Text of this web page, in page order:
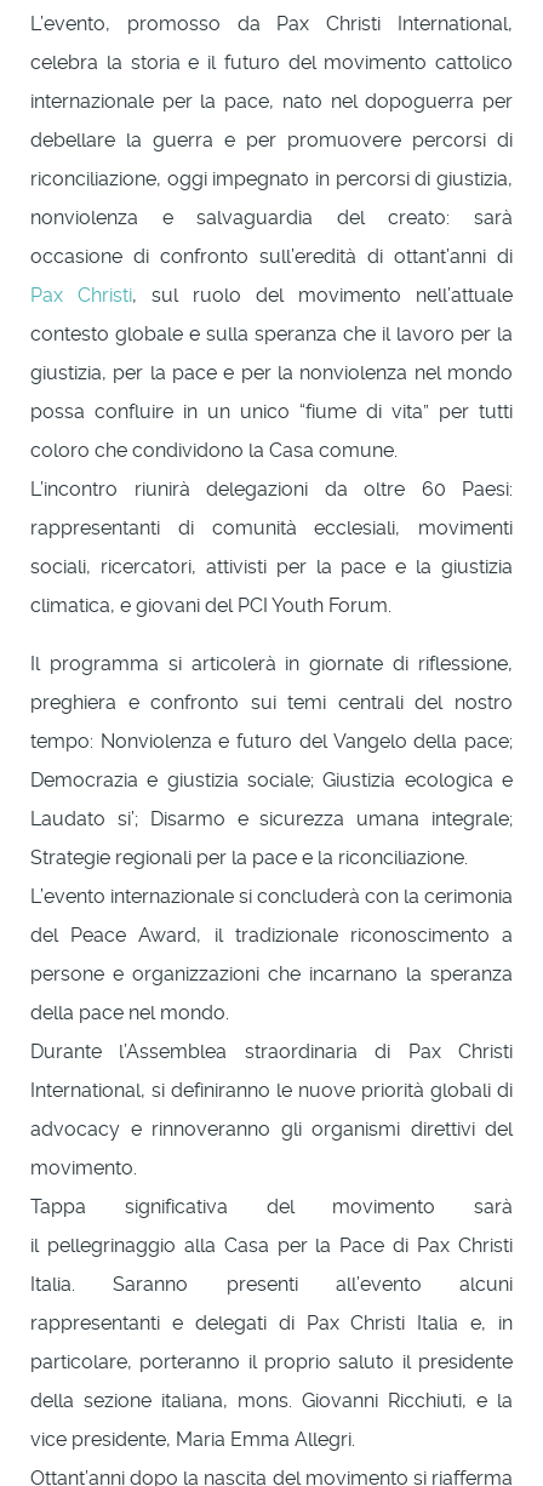
L’evento, promosso da Pax Christi International,
celebra la storia e il futuro del movimento cattolico
internazionale per la pace, nato nel dopoguerra per
debellare la guerra e per promuovere percorsi di
riconciliazione, oggi impegnato in percorsi di giustizia,
nonviolenza e salvaguardia del creato: sarà
occasione di confronto sull’eredità di ottant’anni di
Pax Christi, sul ruolo del movimento nell’attuale
contesto globale e sulla speranza che il lavoro per la
giustizia, per la pace e per la nonviolenza nel mondo
possa confluire in un unico “fiume di vita” per tutti
coloro che condividono la Casa comune.
L’incontro riunirà delegazioni da oltre 60 Paesi:
rappresentanti di comunità ecclesiali, movimenti
sociali, ricercatori, attivisti per la pace e la giustizia
climatica, e giovani del PCI Youth Forum.
Il programma si articolerà in giornate di riflessione,
preghiera e confronto sui temi centrali del nostro
tempo: Nonviolenza e futuro del Vangelo della pace;
Democrazia e giustizia sociale; Giustizia ecologica e
Laudato si’; Disarmo e sicurezza umana integrale;
Strategie regionali per la pace e la riconciliazione.
L’evento internazionale si concluderà con la cerimonia
del Peace Award, il tradizionale riconoscimento a
persone e organizzazioni che incarnano la speranza
della pace nel mondo.
Durante l’Assemblea straordinaria di Pax Christi
International, si definiranno le nuove priorità globali di
advocacy e rinnoveranno gli organismi direttivi del
movimento.
Tappa significativa del movimento sarà
il pellegrinaggio alla Casa per la Pace di Pax Christi
Italia. Saranno presenti all’evento alcuni
rappresentanti e delegati di Pax Christi Italia e, in
particolare, porteranno il proprio saluto il presidente
della sezione italiana, mons. Giovanni Ricchiuti, e la
vice presidente, Maria Emma Allegri.
Ottant’anni dopo la nascita del movimento si riafferma